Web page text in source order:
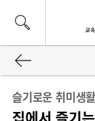
슬기로운 취미생활